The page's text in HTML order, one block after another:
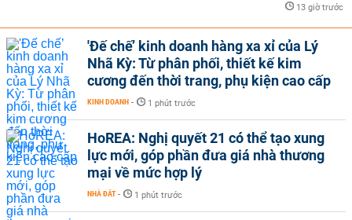
13 giờ trước
'Đế chế’ kinh doanh hàng xa xỉ của Lý
Nhã Kỳ: Từ phân phối, thiết kế kim
cương đến thời trang, phụ kiện cao cấp
KINH DOANH - 1 phút trước
HoREA: Nghị quyết 21 có thể tạo xung
lực mới, góp phần đưa giá nhà thương
mại về mức hợp lý
NHÀ ĐẤT - 1 phút trước